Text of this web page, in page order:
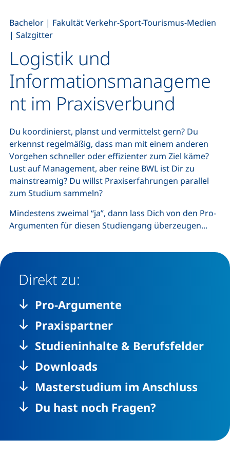
Logistik und
Informationsmanageme
nt im Praxisverbund
Bachelor | Fakultät Verkehr-Sport-Tourismus-Medien
| Salzgitter
Du koordinierst, planst und vermittelst gern? Du
erkennst regelmäßig, dass man mit einem anderen
Vorgehen schneller oder effizienter zum Ziel käme?
Lust auf Management, aber reine BWL ist Dir zu
mainstreamig? Du willst Praxiserfahrungen parallel
zum Studium sammeln?
Mindestens zweimal “ja”, dann lass Dich von den Pro-
Argumenten für diesen Studiengang überzeugen...
Direkt zu:
Pro-Argumente
Praxispartner
Studieninhalte & Berufsfelder
Downloads
Masterstudium im Anschluss
Du hast noch Fragen?